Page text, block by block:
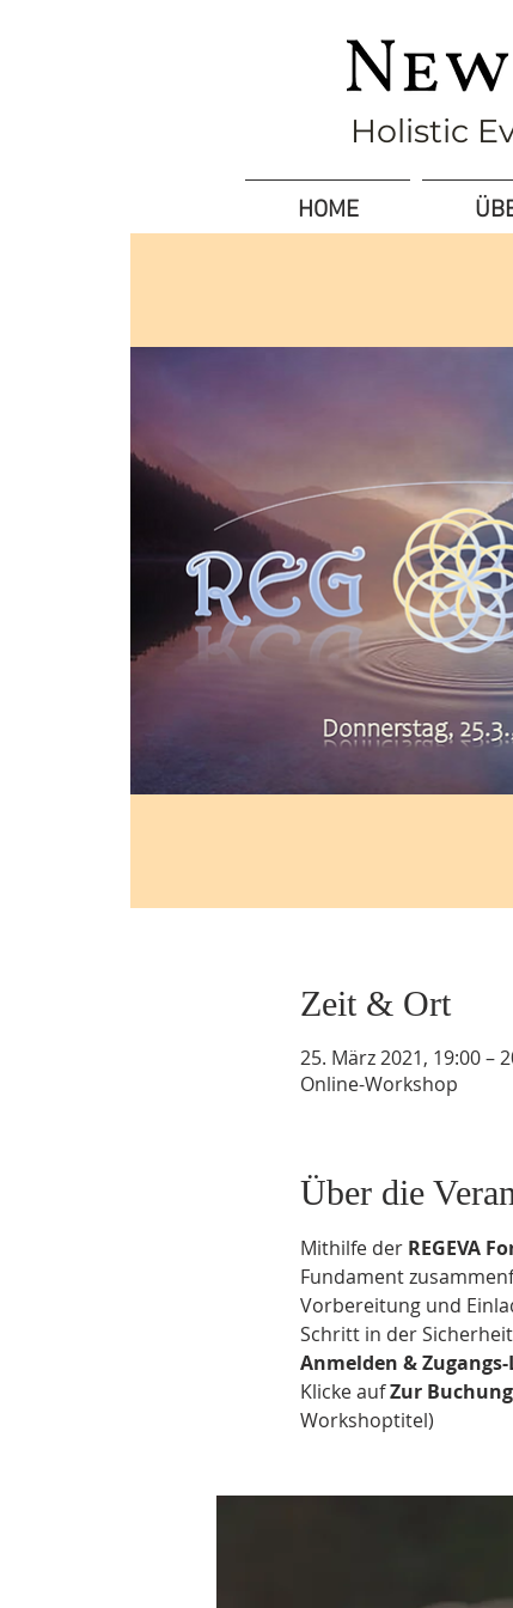
Holistic
HOME
Zeit & Ort
25. März 2021, 19:00 –
Online-Workshop
Über die
Mithilfe der REGEVA
Fundament
Vorbereitung und
Schritt in der
Anmelden &
Klicke auf Zur Buchung
Workshoptitel)